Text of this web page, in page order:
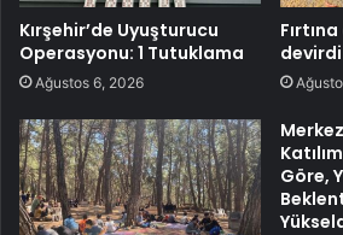
Kırşehir’de Uyuşturucu
Operasyonu: 1 Tutuklama
Ağustos 6, 2026
devirdi
Göre,